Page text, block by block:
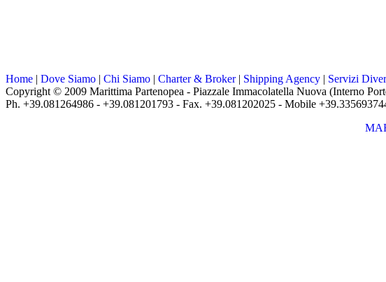
Home | Dove Siamo | Chi Siamo | Charter & Broker| Shipping Agency | Servizi
Copyright © 2009 Marittima Partenopea - Piazzale Immacolatella Nuova (Interno
Ph. +39.081264986 - +39.081201793 - Fax. +39.081202025 - Mobile